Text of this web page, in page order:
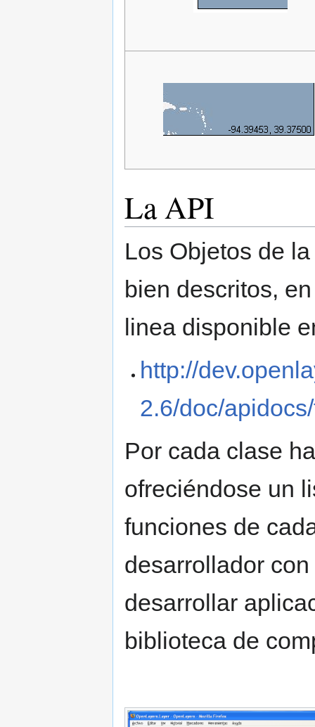
La API
Los Objetos de
bien descritos,
linea disponible
http://
2.6/doc/
Por cada clase
ofreciéndose un
funciones de
desarrollador
desarrollar
biblioteca de